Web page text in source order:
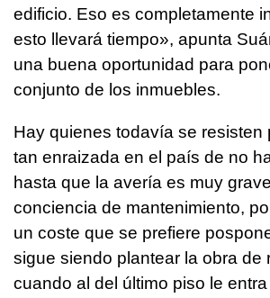
edificio. Eso es completamente
esto llevará tiempo», apunta
una buena oportunidad para
conjunto de los inmuebles.
Hay quienes todavía se resisten
tan enraizada en el país de no
hasta que la avería es muy
conciencia de mantenimiento,
un coste que se prefiere
sigue siendo plantear la obra de
cuando al del último piso le